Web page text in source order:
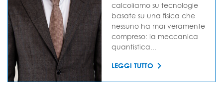
calcoliamo su tecnologie
basate su una fisica che
nessuno ha mai veramente
compreso: la meccanica
quantistica...
LEGGI TUTTO